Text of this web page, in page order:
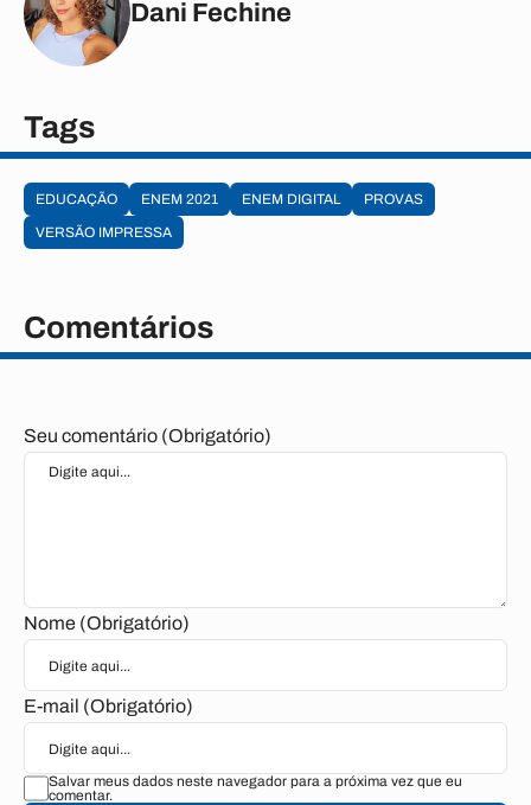
Dani Fechine
Tags
EDUCAÇÃO ENEM 2021 ENEM DIGITAL
PROVAS
VERSÃO IMPRESSA
Comentários
Seu comentário (Obrigatório)
Nome (Obrigatório)
E-mail (Obrigatório)
Salvar meus dados neste navegador para a próxima vez que eu
comentar.